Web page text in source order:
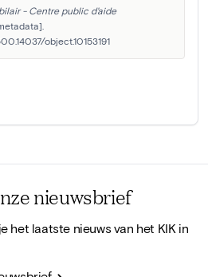
- Centre public d'aide
object.10153191
nieuwsbrief
het laatste nieuws van het KIK in